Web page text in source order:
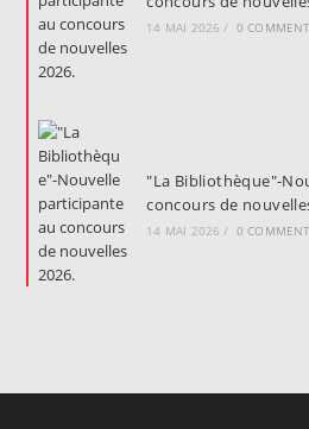
14 MAI 2026 / 0
"La Bibliothèque"-
concours de
14 MAI 2026 / 0